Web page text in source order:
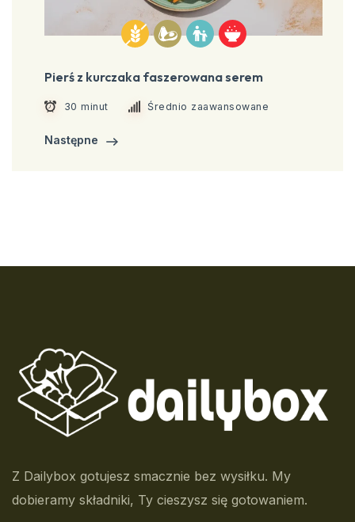
Pierś z kurczaka faszerowana serem
30 minut Średnio zaawansowane
Następne
Z Dailybox gotujesz smacznie bez wysiłku. My
dobieramy składniki, Ty cieszysz się gotowaniem.